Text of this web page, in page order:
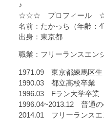
♪
☆☆☆ プロフィール
名前：たかっち（年齢：
出身：東京都
職業：フリーランスエン
1971.09 東京都練馬区生
1990.03 都立高校卒業
1996.03 Fラン大学卒業
1996.04~2013.12 普通の
2014.01 フリーランスエ